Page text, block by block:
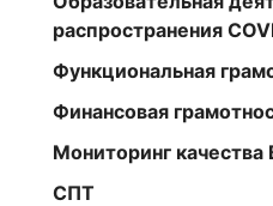
распространения
Функциональная
Финансовая
Мониторинг качества
СПТ